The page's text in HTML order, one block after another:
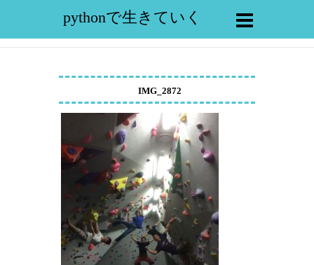
pythonで生きていく
IMG_2872